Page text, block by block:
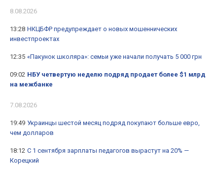
8.08.2026
13:28 НКЦБФР предупреждает о новых мошеннических
инвестпроектах
12:35 «Пакунок школяра»: семьи уже начали получать 5 000 грн
09:02 НБУ четвертую неделю подряд продает более $1 млрд
на межбанке
7.08.2026
19:49 Украинцы шестой месяц подряд покупают больше евро,
чем долларов
18:12 С 1 сентября зарплаты педагогов вырастут на 20% —
Корецкий